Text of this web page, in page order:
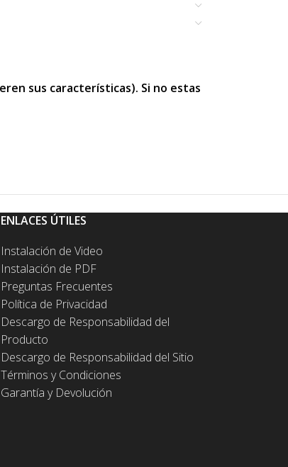
sus características). Si no estas
ENLACES ÚTILES
Instalación de Video
Instalación de PDF
Preguntas Frecuentes
Política de Privacidad
Descargo de Responsabilidad del
Producto
Descargo de Responsabilidad del Sitio
Términos y Condiciones
Garantía y Devolución